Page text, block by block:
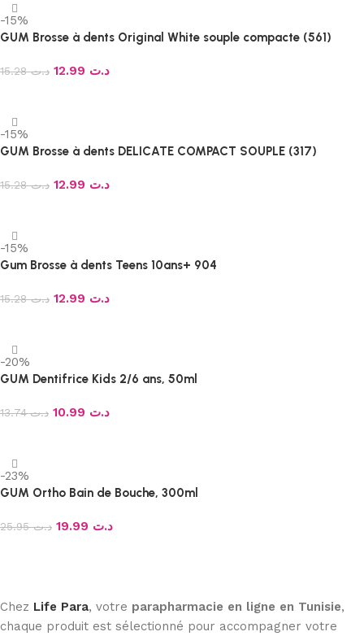
-15%
GUM Brosse à dents Original White souple compacte (561)
د.ت15.28 د.ت
-15%
GUM Brosse à dents DELICATE COMPACT SOUPLE (317)
د.ت15.28 د.ت
-15%
Gum Brosse à dents Teens 10ans+ 904
د.ت15.28 د.ت
-20%
GUM Dentifrice Kids 2/6 ans, 50ml
د.ت13.74 د.ت
-23%
GUM Ortho Bain de Bouche, 300ml
د.ت25.95 د.ت
Chez Life Para, votre parapharmacie en ligne en Tunisie,
chaque produit est sélectionné pour accompagner votre